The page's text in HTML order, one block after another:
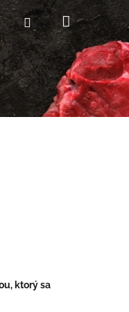
PrihlásenieNákupný
košík
ktorý sa